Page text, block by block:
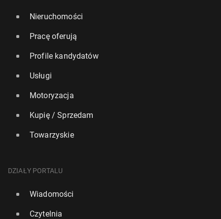
Nieruchomości
Pracę oferują
Profile kandydatów
Usługi
Motoryzacja
Kupię / Sprzedam
Towarzyskie
DZIAŁY PORTALU
Wiadomości
Czytelnia